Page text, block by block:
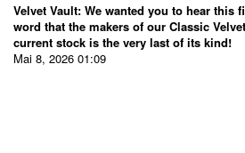
Velvet Vault: We wanted you to hear this
word that the makers of our Classic
current stock is the very last of its kind!
Mai 8, 2026 01:09